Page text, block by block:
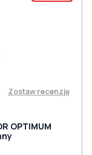
Zostaw recenzję
OPTIMUM